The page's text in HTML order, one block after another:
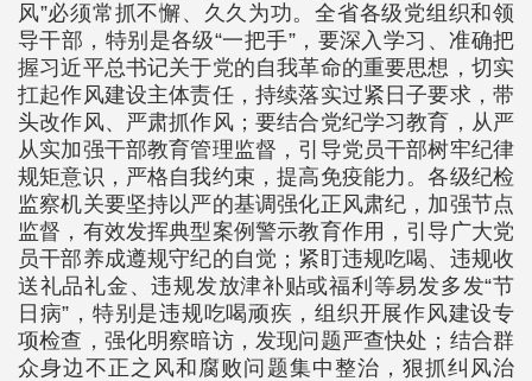
风”必须常抓不懈、久久为功。全省各级党组织和领
导干部，特别是各级“一把手”，要深入学习、准确把
握习近平总书记关于党的自我革命的重要思想，切实
扛起作风建设主体责任，持续落实过紧日子要求，带
头改作风、严肃抓作风；要结合党纪学习教育，从严
从实加强干部教育管理监督，引导党员干部树牢纪律
规矩意识，严格自我约束，提高免疫能力。各级纪检
监察机关要坚持以严的基调强化正风肃纪，加强节点
监督，有效发挥典型案例警示教育作用，引导广大党
员干部养成遵规守纪的自觉；紧盯违规吃喝、违规收
送礼品礼金、违规发放津补贴或福利等易发多发“节
日病”，特别是违规吃喝顽疾，组织开展作风建设专
项检查，强化明察暗访，发现问题严查快处；结合群
众身边不正之风和腐败问题集中整治，狠抓纠风治